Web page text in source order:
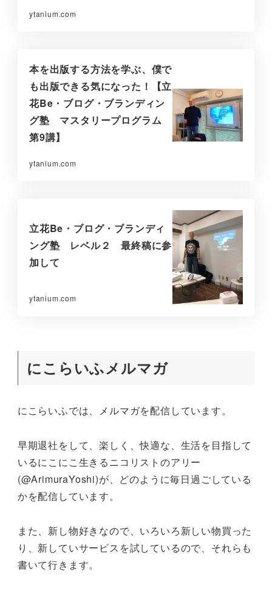
ytanium.com
本を出版する方法を学ぶ、僕で
も出版できる気になった！【立
花Be・ブログ・ブランディン
グ塾 マスタリープログラム
第9講】
ytanium.com
立花Be・ブログ・ブランディ
ング塾 レベル２ 最終稿に参
加して
ytanium.com
にこらいふメルマガ
にこらいふでは、メルマガを配信しています。
早期退社をして、楽しく、快適な、生活を目指して
いるにこにこ生きるニコリストのアリー
(@ArimuraYoshi)が、どのように毎日過ごしている
かを配信しています。
また、新し物好きなので、いろいろ新しい物買った
り、新していサービスを試しているので、それらも
書いて行きます。